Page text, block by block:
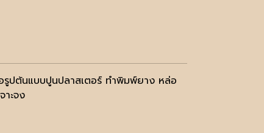
รูปต้นแบบปูนปลาสเตอร์ ทำพิมพ์ยาง หล่อ
ะจง